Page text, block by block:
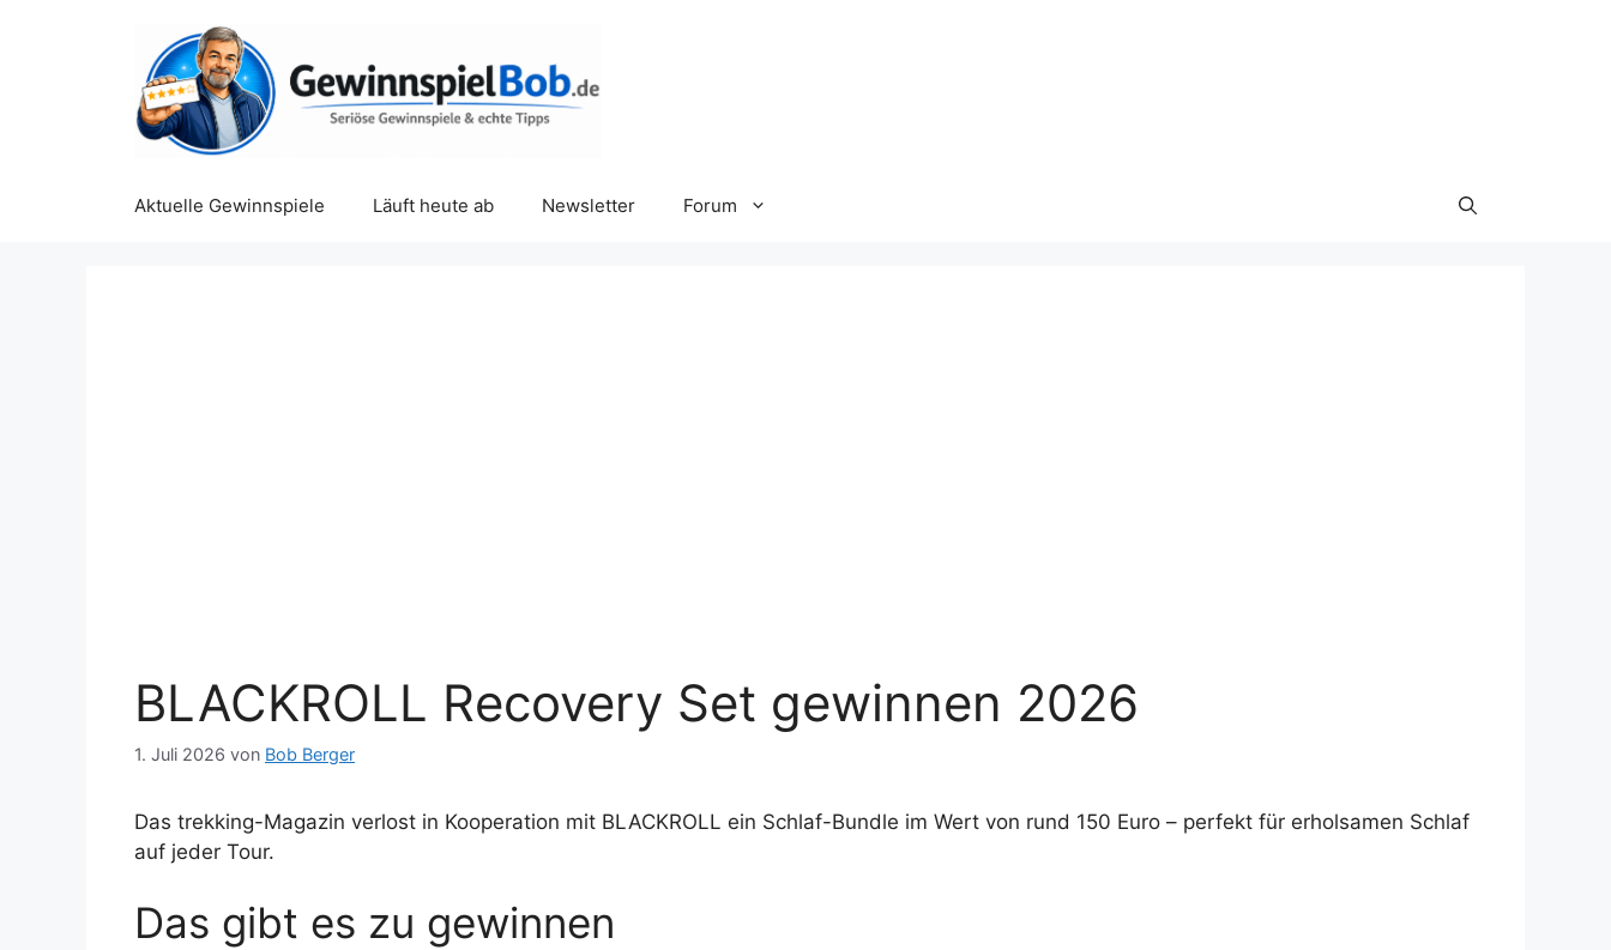
Aktuelle Gewinnspiele Läuft heute ab Newsletter Forum
BLACKROLL Recovery Set gewinnen 2026
1. Juli 2026 von Bob Berger
Das trekking-Magazin verlost in Kooperation mit BLACKROLL ein Schlaf-Bundle im Wert von rund 150 Euro – perfekt für erholsamen Schlaf
auf jeder Tour.
Das gibt es zu gewinnen